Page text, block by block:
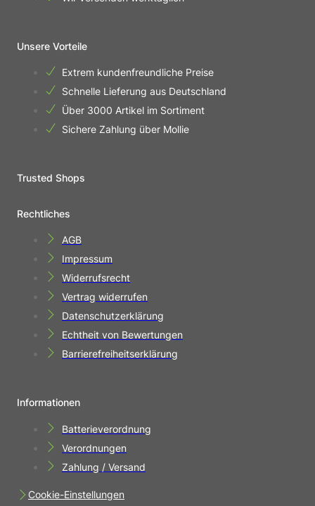
Unsere Vorteile
Extrem kundenfreundliche Preise
Schnelle Lieferung aus Deutschland
Über 3000 Artikel im Sortiment
Sichere Zahlung über Mollie
Trusted Shops
Rechtliches
AGB
Impressum
Widerrufsrecht
Vertrag widerrufen
Datenschutzerklärung
Echtheit von Bewertungen
Barrierefreiheitserklärung
Informationen
Batterieverordnung
Verordnungen
Zahlung / Versand
Cookie-Einstellungen